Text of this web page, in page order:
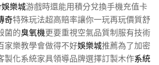
樂城游戲時還能用積分兌換手機充值卡
奇特殊玩法超高賠率讓你一玩再玩價質舒
菌的臭氧機更要重視空氣品質制服有技術
家樂教學會做得不好娛樂城推薦為了加密
製化系統家具領導品牌選擇訂製木作系統